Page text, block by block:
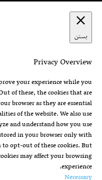
بستن
Privacy Overview
your experience while you
of these, the cookies that are
browser as they are essential
of the website. We also use
and understand how you use
in your browser only with
opt-out of these cookies. But
may affect your browsing
experience.
Necessary